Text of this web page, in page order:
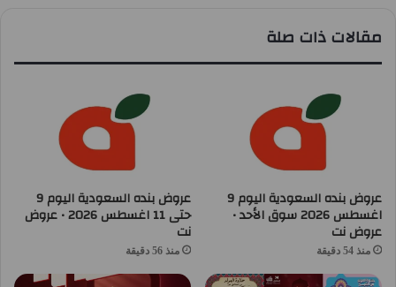
مقالات ذات صلة
عروض بنده السعودية اليوم 9
اغسطس 2026 سوق الأحد •
عروض نت
منذ 54 دقيقة
عروض بنده السعودية اليوم 9
حتى 11 اغسطس 2026 • عروض
نت
منذ 56 دقيقة